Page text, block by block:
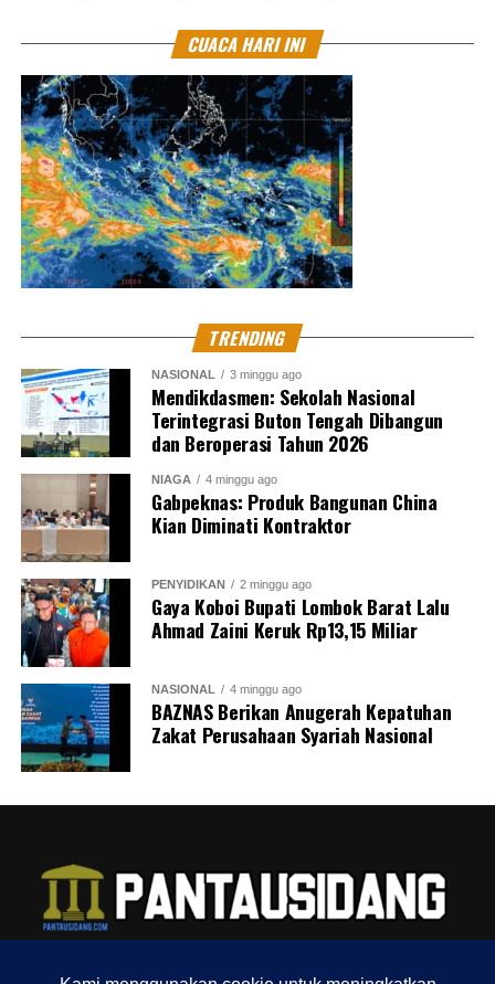
CUACA HARI INI
TRENDING
NASIONAL 3 minggu ago
Mendikdasmen: Sekolah Nasional
Terintegrasi Buton Tengah Dibangun
dan Beroperasi Tahun 2026
NIAGA 4 minggu ago
Gabpeknas: Produk Bangunan China
Kian Diminati Kontraktor
PENYIDIKAN 2 minggu ago
Gaya Koboi Bupati Lombok Barat Lalu
Ahmad Zaini Keruk Rp13,15 Miliar
NASIONAL 4 minggu ago
BAZNAS Berikan Anugerah Kepatuhan
Zakat Perusahaan Syariah Nasional